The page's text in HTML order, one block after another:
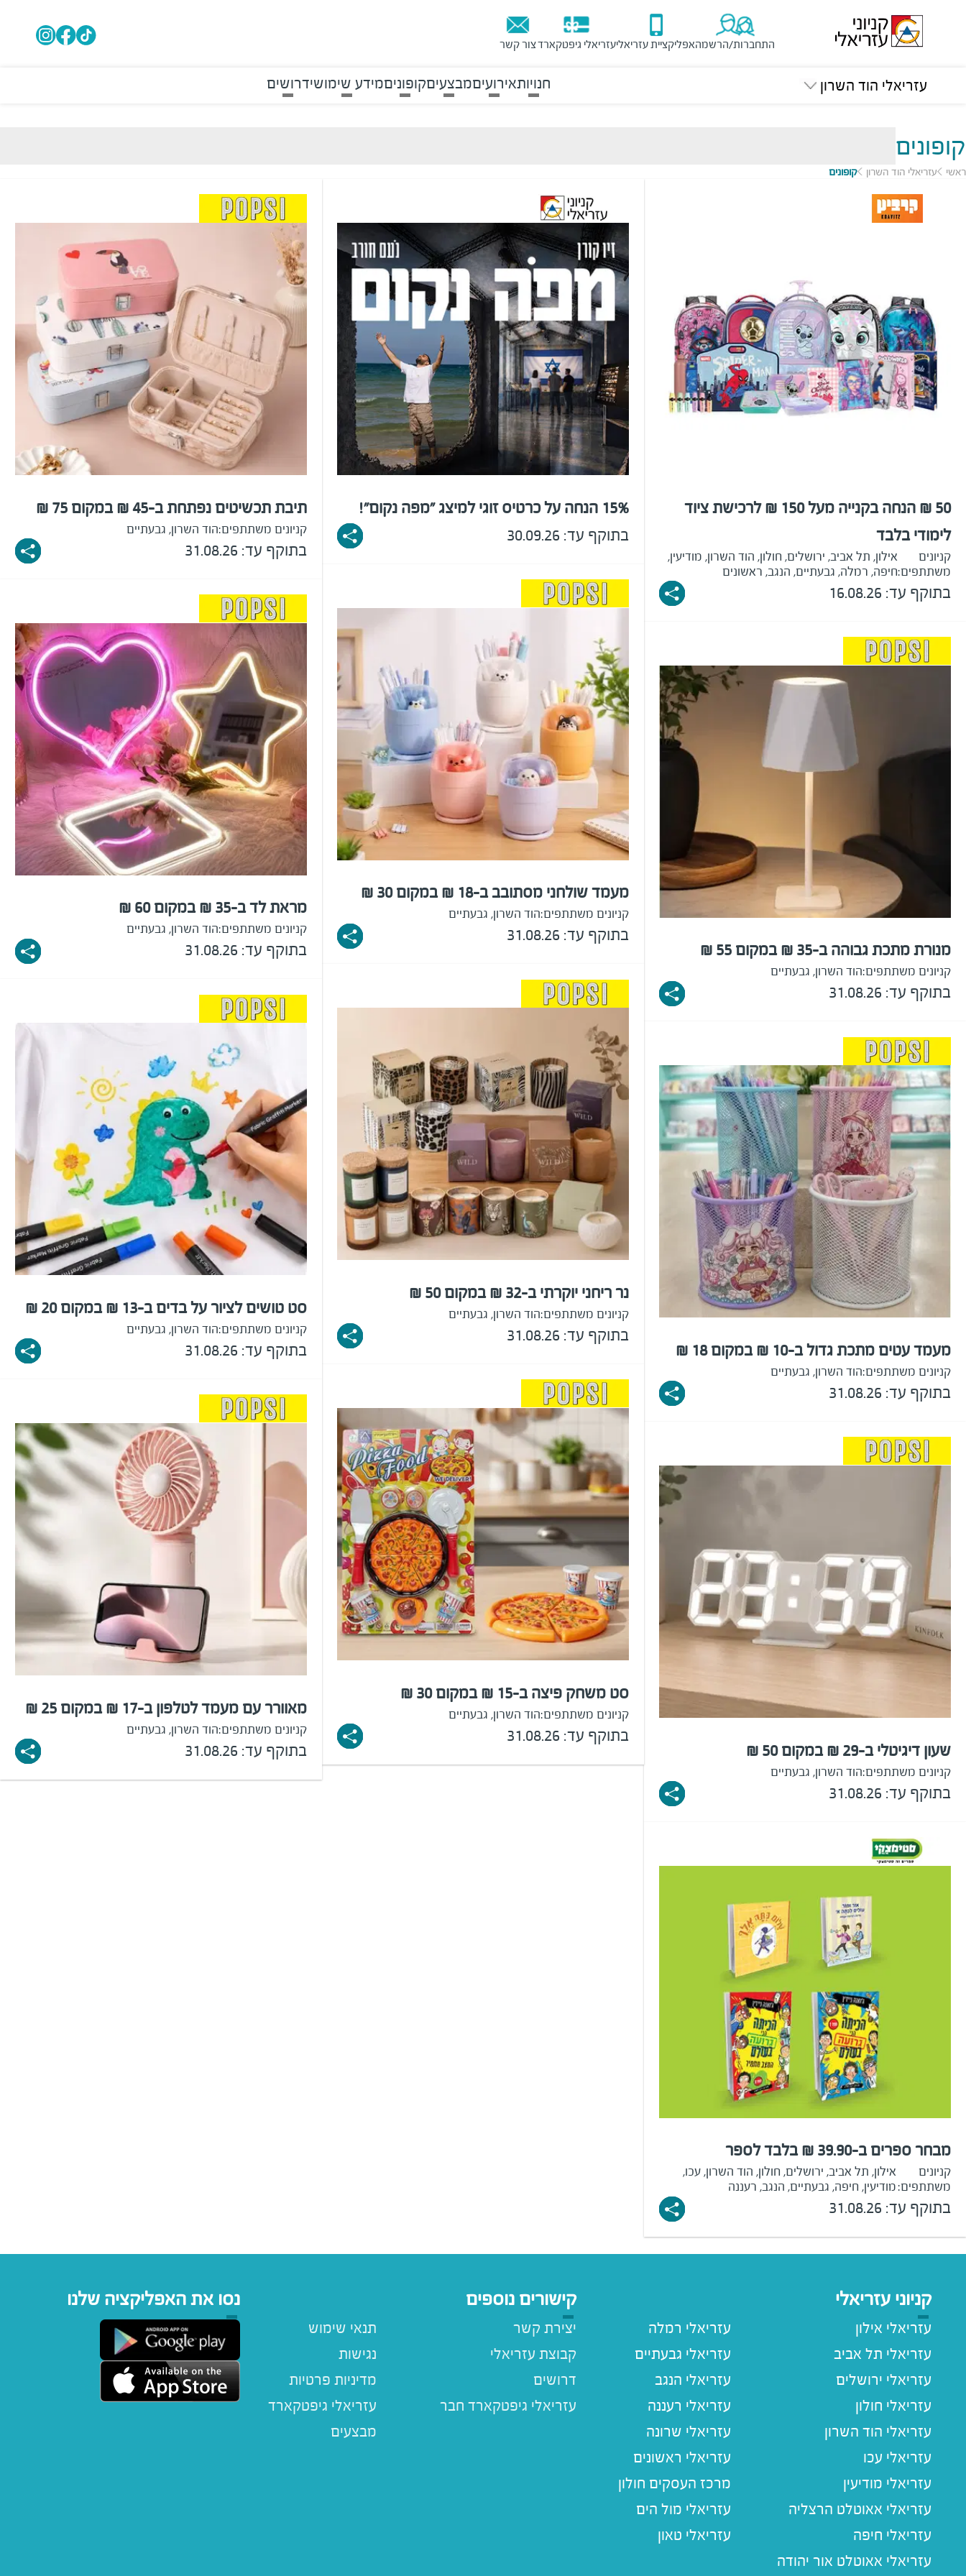
התחברות/הרשמהאפליקציית עזריאליעזריאלי גיפטקארדצור קשר
עזריאלי הוד השרון חנויותאירועיםמבצעיםקופוניםמידע שימושידרושים
קופונים
ראשי עזריאלי הוד השרון קופונים
50 ₪ הנחה בקנייה מעל 150 ₪ לרכישת ציוד
לימודי בלבד
קניונים
משתתפים:
אילון, תל אביב, ירושלים, חולון, הוד השרון, מודיעין,
חיפה, רמלה, גבעתיים, הנגב, ראשונים
בתוקף עד: 16.08.26
מנורת מתכת גבוהה ב-35 ₪ במקום 55 ₪
קניונים משתתפים:הוד השרון, גבעתיים
בתוקף עד: 31.08.26
מעמד עטים מתכת גדול ב-10 ₪ במקום 18 ₪
קניונים משתתפים:הוד השרון, גבעתיים
בתוקף עד: 31.08.26
שעון דיגיטלי ב-29 ₪ במקום 50 ₪
קניונים משתתפים:הוד השרון, גבעתיים
בתוקף עד: 31.08.26
מבחר ספרים ב-39.90 ₪ בלבד לספר
קניונים
משתתפים:
אילון, תל אביב, ירושלים, חולון, הוד השרון, עכו,
מודיעין, חיפה, גבעתיים, הנגב, רעננה
בתוקף עד: 31.08.26
15% הנחה על כרטיס זוגי למיצג "מפה נקום"!
בתוקף עד: 30.09.26
מעמד שולחני מסתובב ב-18 ₪ במקום 30 ₪
קניונים משתתפים:הוד השרון, גבעתיים
בתוקף עד: 31.08.26
נר ריחני יוקרתי ב-32 ₪ במקום 50 ₪
קניונים משתתפים:הוד השרון, גבעתיים
בתוקף עד: 31.08.26
סט משחק פיצה ב-15 ₪ במקום 30 ₪
קניונים משתתפים:הוד השרון, גבעתיים
בתוקף עד: 31.08.26
תיבת תכשיטים נפתחת ב-45 ₪ במקום 75 ₪
קניונים משתתפים:הוד השרון, גבעתיים
בתוקף עד: 31.08.26
מראת לד ב-35 ₪ במקום 60 ₪
קניונים משתתפים:הוד השרון, גבעתיים
בתוקף עד: 31.08.26
סט טושים לציור על בדים ב-13 ₪ במקום 20 ₪
קניונים משתתפים:הוד השרון, גבעתיים
בתוקף עד: 31.08.26
מאוורר עם מעמד לטלפון ב-17 ₪ במקום 25 ₪
קניונים משתתפים:הוד השרון, גבעתיים
בתוקף עד: 31.08.26
קניוני עזריאלי
עזריאלי אילון
עזריאלי תל אביב
עזריאלי ירושלים
עזריאלי חולון
עזריאלי הוד השרון
עזריאלי עכו
עזריאלי מודיעין
עזריאלי אאוטלט הרצליה
עזריאלי חיפה
עזריאלי אאוטלט אור יהודה
עזריאלי רמלה
עזריאלי גבעתיים
עזריאלי הנגב
עזריאלי רעננה
עזריאלי שרונה
עזריאלי ראשונים
מרכז העסקים חולון
עזריאלי מול הים
עזריאלי טאון
קישורים נוספים
תנאי שימוש
נגישות
מדיניות פרטיות
עזריאלי גיפטקארד
מבצעים
יצירת קשר
קבוצת עזריאלי
דרושים
נסו את האפליקציה שלנו